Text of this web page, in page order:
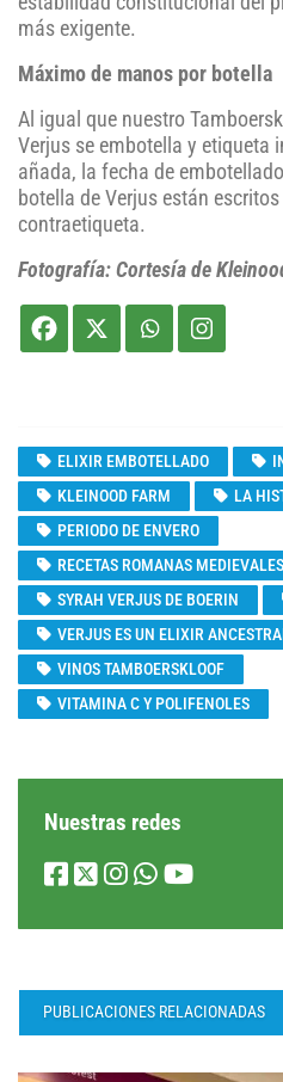
más exigente.
Máximo de manos por botella
Al igual que nuestro
Verjus se embotella y etiqueta
añada, la fecha de
botella de Verjus están
contraetiqueta.
Fotografía: Cortesía de
ELIXIR EMBOTELLADO
KLEINOOD FARM
LA
PERIODO DE ENVERO
RECETAS ROMANAS MEDIEVALES
SYRAH VERJUS DE BOERIN
VERJUS ES UN ELIXIR
VINOS TAMBOERSKLOOF
VITAMINA C Y POLIFENOLES
Nuestras redes
PUBLICACIONES RELACIONADAS